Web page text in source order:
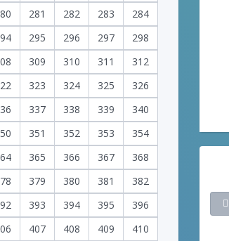
281 282 283
284
295 296 297
298
309 310 311
312
323 324 325
326
337 338 339
340
351 352 353
354
365 366 367
368
379 380 381
382
393 394 395
396
407 408 409 410